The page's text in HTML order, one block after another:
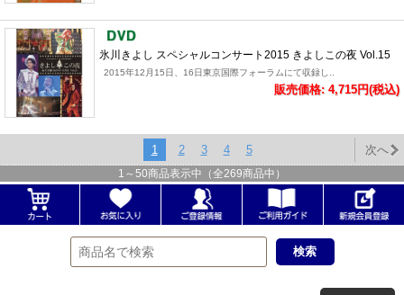
氷川きよし スペシャルコンサート2015 きよしこの夜 Vol.15
2015年12月15日、16日東京国際フォーラムにて収録し..
販売価格: 4,715円(税込)
1 2 3 4 5 次へ
1 ～ 50商品表示中（全269商品中）